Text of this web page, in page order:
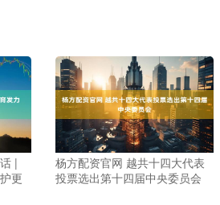
|
更
杨方配资官网 越共十四大代表
投票选出第十四届中央委员会